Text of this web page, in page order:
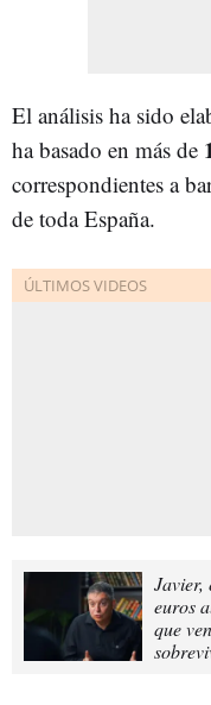
El análisis ha sido
ha basado en más de
correspondientes a
de toda España.
Javier,
euros
que